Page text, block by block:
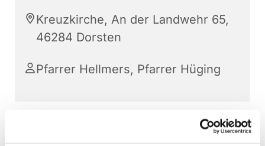
Kreuzkirche, An der Landwehr 65,
46284 Dorsten
Pfarrer Hellmers, Pfarrer Hüging